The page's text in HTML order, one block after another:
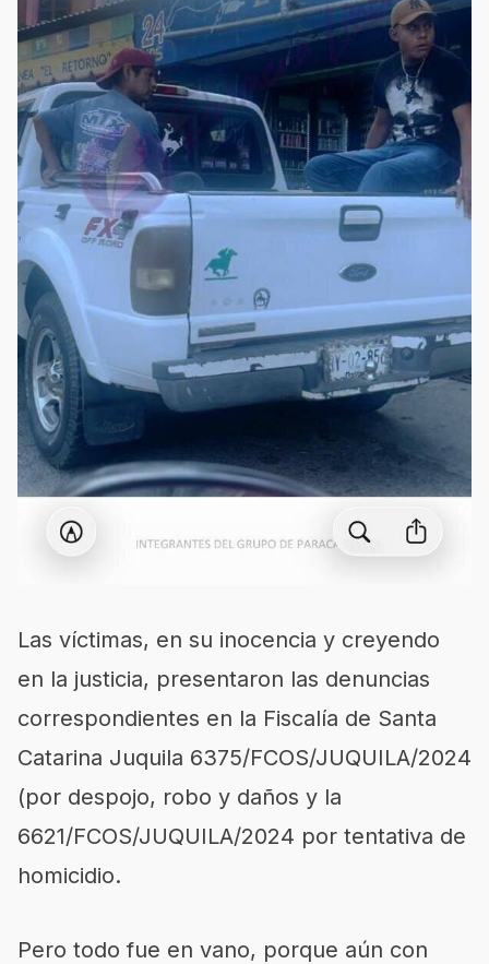
Las víctimas, en su inocencia y creyendo
en la justicia, presentaron las denuncias
correspondientes en la Fiscalía de Santa
Catarina Juquila 6375/FCOS/JUQUILA/2024
(por despojo, robo y daños y la
6621/FCOS/JUQUILA/2024 por tentativa de
homicidio.
Pero todo fue en vano, porque aún con